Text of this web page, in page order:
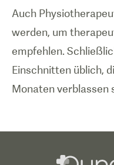
Auch
werden, um
empfehlen.
Einschnitten üblich,
Monaten verblassen